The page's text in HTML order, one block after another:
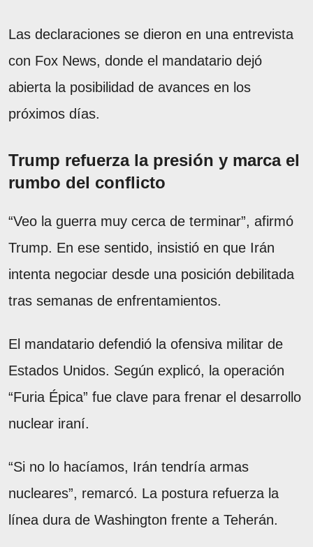
Las declaraciones se dieron en una entrevista
con Fox News, donde el mandatario dejó
abierta la posibilidad de avances en los
próximos días.
Trump refuerza la presión y marca el
rumbo del conflicto
“Veo la guerra muy cerca de terminar”, afirmó
Trump. En ese sentido, insistió en que Irán
intenta negociar desde una posición debilitada
tras semanas de enfrentamientos.
El mandatario defendió la ofensiva militar de
Estados Unidos. Según explicó, la operación
“Furia Épica” fue clave para frenar el desarrollo
nuclear iraní.
“Si no lo hacíamos, Irán tendría armas
nucleares”, remarcó. La postura refuerza la
línea dura de Washington frente a Teherán.